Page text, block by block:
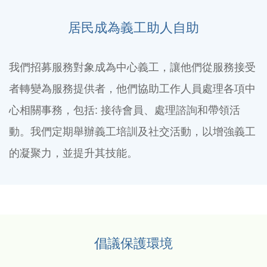
居民成為義工助人自助
我們招募服務對象成為中心義工，讓他們從服務接受
者轉變為服務提供者，他們協助工作人員處理各項中
心相關事務，包括: 接待會員、處理諮詢和帶領活
動。我們定期舉辦義工培訓及社交活動，以增強義工
的凝聚力，並提升其技能。
倡議保護環境